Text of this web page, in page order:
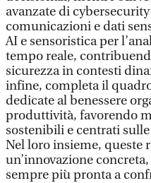
avanzate di
comunicazioni e dati
AI e sensoristica per
tempo reale,
sicurezza in contesti
infine, completa il
dedicate al benessere
produttività, favorendo
sostenibili e centrati
Nel loro insieme, queste
un’innovazione
sempre più pronta a